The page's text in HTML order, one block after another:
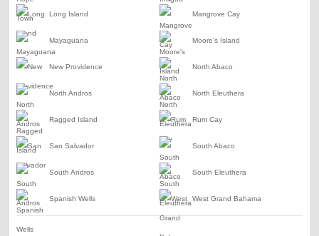
Long Island Mangrove Cay
Mayaguana Moore's Island
New Providence North Abaco
North Andros North Eleuthera
Ragged Island Rum Cay
San Salvador South Abaco
South Andros South Eleuthera
Spanish Wells West Grand Bahama